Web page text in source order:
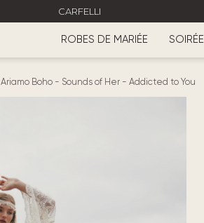
CARFELLI
ROBES DE MARIÉE SOIRÉE
Ariamo Boho - Sounds of Her - Addicted to You